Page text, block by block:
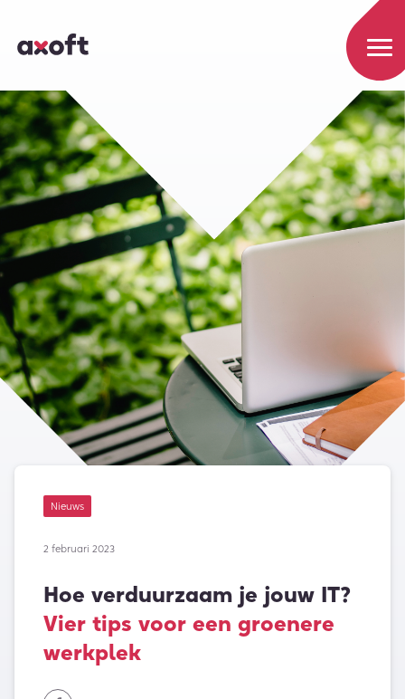
Nieuws
2 februari 2023
Hoe verduurzaam je jouw IT?
Vier tips voor een groenere
werkplek